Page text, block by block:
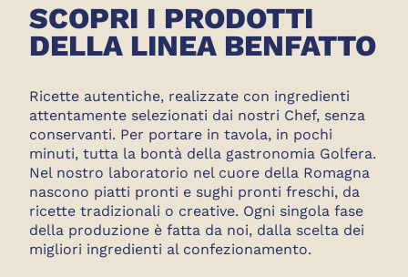
SCOPRI I PRODOTTI
DELLA LINEA BENFATTO
Ricette autentiche, realizzate con ingredienti
attentamente selezionati dai nostri Chef, senza
conservanti. Per portare in tavola, in pochi
minuti, tutta la bontà della gastronomia Golfera.
Nel nostro laboratorio nel cuore della Romagna
nascono piatti pronti e sughi pronti freschi, da
ricette tradizionali o creative. Ogni singola fase
della produzione è fatta da noi, dalla scelta dei
migliori ingredienti al confezionamento.